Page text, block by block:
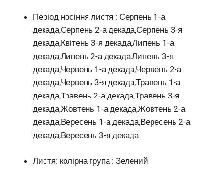
Період носіння листя : Серпень 1-а
декада,Серпень 2-а декада,Серпень 3-я
декада,Квітень 3-я декада,Липень 1-а
декада,Липень 2-а декада,Липень 3-я
декада,Червень 1-а декада,Червень 2-а
декада,Червень 3-я декада,Травень 1-а
декада,Травень 2-а декада,Травень 3-я
декада,Жовтень 1-а декада,Жовтень 2-а
декада,Вересень 1-а декада,Вересень 2-а
декада,Вересень 3-я декада
Листя: колірна група : Зелений